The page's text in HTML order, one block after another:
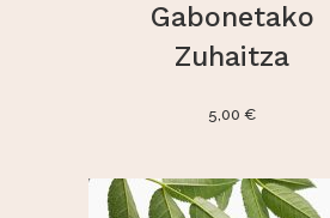
Gabonetako
Zuhaitza
5,00 €